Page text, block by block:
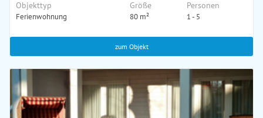
Objekttyp
Ferienwohnung
Größe
80 m²
Personen
1 - 5
zum Objekt